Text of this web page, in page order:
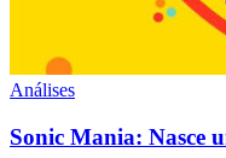
Análises
Sonic Mania: Nasce